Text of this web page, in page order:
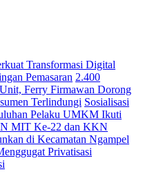
Transformasi Digital
Pemasaran 2.400
Ferry Firmawan Dorong
Terlindungi Sosialisasi
Pelaku UMKM Ikuti
MIT Ke-22 dan KKN
di Kecamatan Ngampel
Privatisasi